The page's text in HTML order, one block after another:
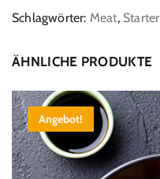
Schlagwörter: Meat, Starter
ÄHNLICHE PRODUKTE
Angebot!